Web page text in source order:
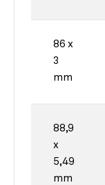
86 x
3
mm
88,9
x
5,49
mm